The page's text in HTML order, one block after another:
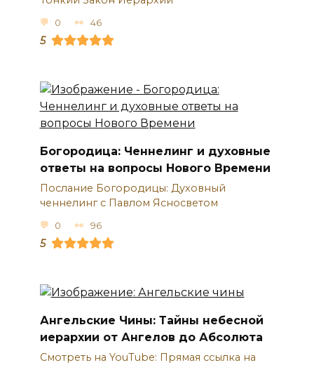
0 46
5
Богородица: Ченнелинг и духовные
ответы на вопросы Нового Времени
Послание Богородицы: Духовный
ченнелинг с Павлом Ясносветом
0 96
5
Ангельские Чины: Тайны небесной
иерархии от Ангелов до Абсолюта
Смотреть на YouTube: Прямая ссылка на